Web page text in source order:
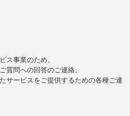
ス事業のため。
質問への回答のご連絡。
サービスをご提供するための各種ご連